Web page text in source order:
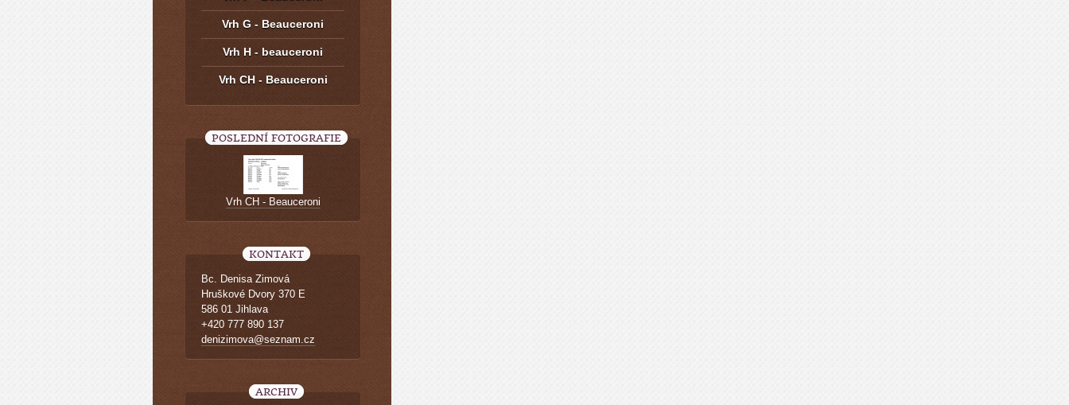
Vrh G - Beauceroni
Vrh H - beauceroni
Vrh CH - Beauceroni
POSLEDNÍ FOTOGRAFIE
Vrh CH - Beauceroni
KONTAKT
Bc. Denisa Zimová
Hruškové Dvory 370 E
586 01 Jihlava
+420 777 890 137
denizimova@seznam.cz
ARCHIV